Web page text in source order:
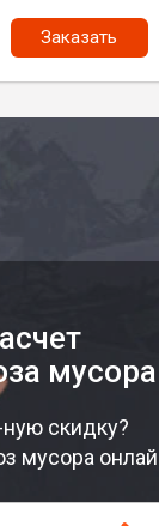
Заказать
мусора
ную скидку?
мусора